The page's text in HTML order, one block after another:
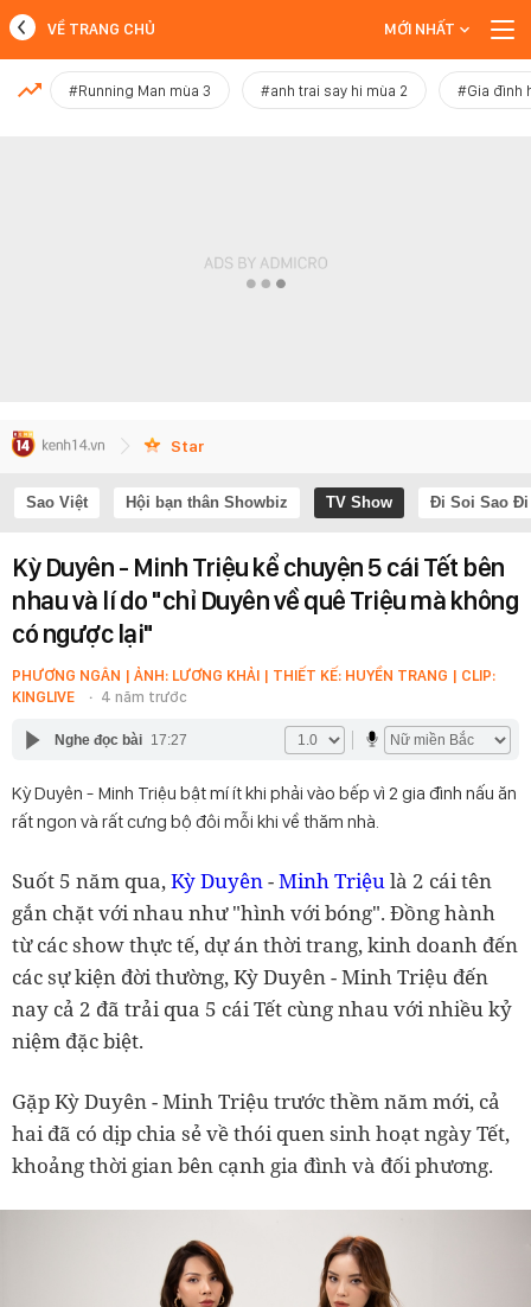
MỚI NHẤT
VỀ TRANG CHỦ MỚI NHẤT
#Running Man mùa 3 #anh trai say hi mùa 2 #Gia đình
Star
Sao Việt Hội bạn thân Showbiz TV Show Đi Soi Sao Đi
Kỳ Duyên - Minh Triệu kể chuyện 5 cái Tết bên
nhau và lí do "chỉ Duyên về quê Triệu mà không
có ngược lại"
PHƯƠNG NGÂN | ẢNH: LƯƠNG KHẢI | THIẾT KẾ: HUYỀN TRANG | CLIP:
KINGLIVE
4 năm trước
Nghe đọc bài 17:27
Kỳ Duyên - Minh Triệu bật mí ít khi phải vào bếp vì 2 gia đình nấu ăn
rất ngon và rất cưng bộ đôi mỗi khi về thăm nhà.
Suốt 5 năm qua,Kỳ Duyên-Minh Triệulà 2 cái tên
gắn chặt với nhau như "hình với bóng". Đồng hành
từ các show thực tế, dự án thời trang, kinh doanh đến
các sự kiện đời thường, Kỳ Duyên - Minh Triệu đến
nay cả 2 đã trải qua 5 cái Tết cùng nhau với nhiều kỷ
niệm đặc biệt.
Gặp Kỳ Duyên - Minh Triệu trước thềm năm mới, cả
hai đã có dịp chia sẻ về thói quen sinh hoạt ngày Tết,
khoảng thời gian bên cạnh gia đình và đối phương.